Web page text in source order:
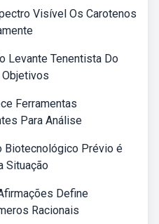
Visível Os Carotenos
Levante Tenentista Do
Ferramentas
Para Análise
Biotecnológico Prévio é
Situação
Define
Racionais